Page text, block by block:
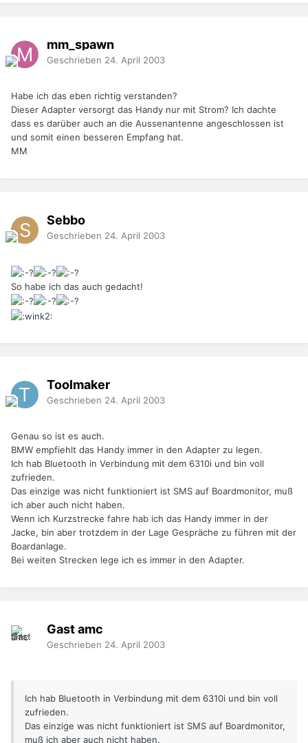
mm_spawn
Geschrieben 24. April 2003
Habe ich das eben richtig verstanden?
Dieser Adapter versorgt das Handy nur mit Strom? Ich dachte
dass es darüber auch an die Aussenantenne angeschlossen ist
und somit einen besseren Empfang hat.
MM
Sebbo
Geschrieben 24. April 2003
So habe ich das auch gedacht!
Toolmaker
Geschrieben 24. April 2003
Genau so ist es auch.
BMW empfiehlt das Handy immer in den Adapter zu legen.
Ich hab Bluetooth in Verbindung mit dem 6310i und bin voll
zufrieden.
Das einzige was nicht funktioniert ist SMS auf Boardmonitor, muß
ich aber auch nicht haben.
Wenn ich Kurzstrecke fahre hab ich das Handy immer in der
Jacke, bin aber trotzdem in der Lage Gespräche zu führen mit der
Boardanlage.
Bei weiten Strecken lege ich es immer in den Adapter.
Gast amc
Geschrieben 24. April 2003
Ich hab Bluetooth in Verbindung mit dem 6310i und bin voll
zufrieden.
Das einzige was nicht funktioniert ist SMS auf Boardmonitor,
muß ich aber auch nicht haben.